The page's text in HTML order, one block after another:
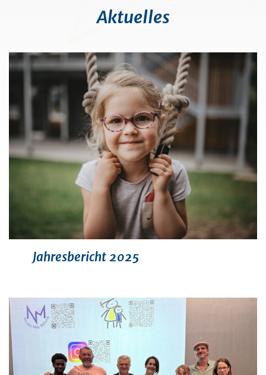
Aktuelles
Jahresbericht 2025